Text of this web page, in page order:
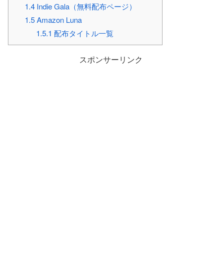
1.4Indie Gala（無料配布ページ）
1.5Amazon Luna
1.5.1 配布タイトル一覧
スポンサーリンク